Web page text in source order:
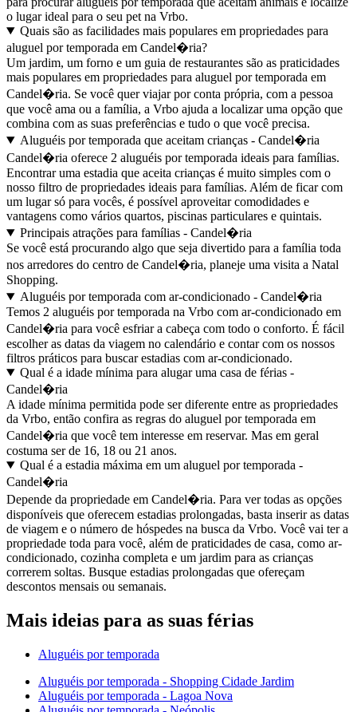
o lugar ideal para o seu pet na Vrbo.
Quais são as facilidades mais populares em propriedades para
aluguel por temporada em Candel�ria?
Um jardim, um forno e um guia de restaurantes são as praticidades
mais populares em propriedades para aluguel por temporada em
Candel�ria. Se você quer viajar por conta própria, com a pessoa
que você ama ou a família, a Vrbo ajuda a localizar uma opção que
combina com as suas preferências e tudo o que você precisa.
Aluguéis por temporada que aceitam crianças - Candel�ria
Candel�ria oferece 2 aluguéis por temporada ideais para famílias.
Encontrar uma estadia que aceita crianças é muito simples com o
nosso filtro de propriedades ideais para famílias. Além de ficar com
um lugar só para vocês, é possível aproveitar comodidades e
vantagens como vários quartos, piscinas particulares e quintais.
Principais atrações para famílias - Candel�ria
Se você está procurando algo que seja divertido para a família toda
nos arredores do centro de Candel�ria, planeje uma visita a Natal
Shopping.
Aluguéis por temporada com ar-condicionado - Candel�ria
Temos 2 aluguéis por temporada na Vrbo com ar-condicionado em
Candel�ria para você esfriar a cabeça com todo o conforto. É fácil
escolher as datas da viagem no calendário e contar com os nossos
filtros práticos para buscar estadias com ar-condicionado.
Qual é a idade mínima para alugar uma casa de férias -
Candel�ria
A idade mínima permitida pode ser diferente entre as propriedades
da Vrbo, então confira as regras do aluguel por temporada em
Candel�ria que você tem interesse em reservar. Mas em geral
costuma ser de 16, 18 ou 21 anos.
Qual é a estadia máxima em um aluguel por temporada -
Candel�ria
Depende da propriedade em Candel�ria. Para ver todas as opções
disponíveis que oferecem estadias prolongadas, basta inserir as datas
de viagem e o número de hóspedes na busca da Vrbo. Você vai ter a
propriedade toda para você, além de praticidades de casa, como ar-
condicionado, cozinha completa e um jardim para as crianças
correrem soltas. Busque estadias prolongadas que ofereçam
descontos mensais ou semanais.
Mais ideias para as suas férias
Aluguéis por temporada
Aluguéis por temporada - Shopping Cidade Jardim
Aluguéis por temporada - Lagoa Nova